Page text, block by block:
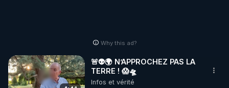
🌱 INSTAGRAM
Why this ad?
🚨👽🌍 N’APPROCHEZ PAS LA
TERRE ! 😱🛸
Infos et vérité